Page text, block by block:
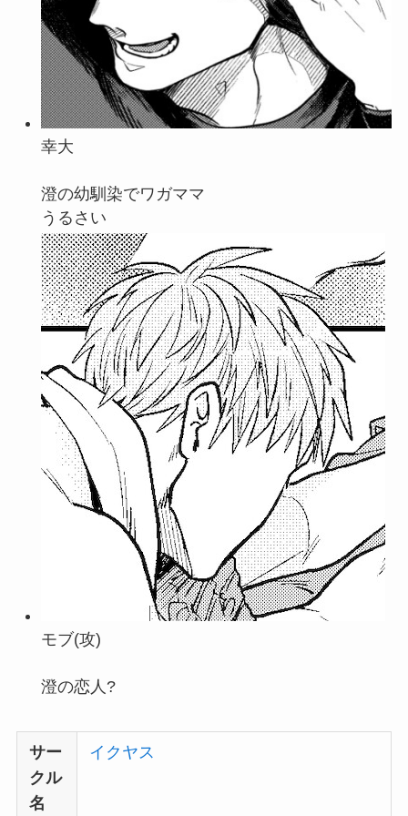
幸大
澄の幼馴染でワガママ
うるさい
モブ(攻)
澄の恋人?
サー
クル
名
イクヤス